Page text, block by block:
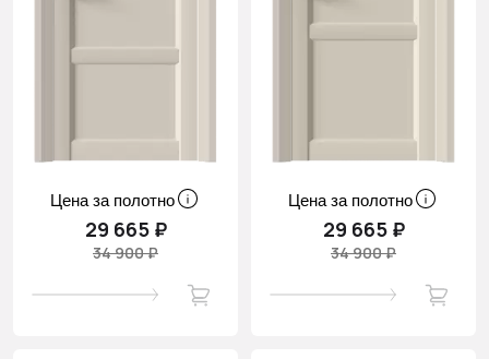
Цена за полотно
29 665 ₽
34 900 ₽
Цена за полотно
29 665 ₽
34 900 ₽